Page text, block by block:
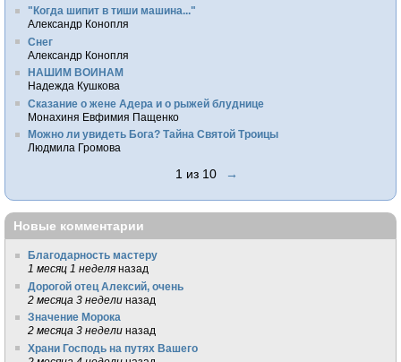
"Когда шипит в тиши машина..."
Александр Конопля
Снег
Александр Конопля
НАШИМ ВОИНАМ
Надежда Кушкова
Сказание о жене Адера и о рыжей блуднице
Монахиня Евфимия Пащенко
Можно ли увидеть Бога? Тайна Святой Троицы
Людмила Громова
1 из 10 →
Новые комментарии
Благодарность мастеру
1 месяц 1 неделя назад
Дорогой отец Алексий, очень
2 месяца 3 недели назад
Значение Морока
2 месяца 3 недели назад
Храни Господь на путях Вашего